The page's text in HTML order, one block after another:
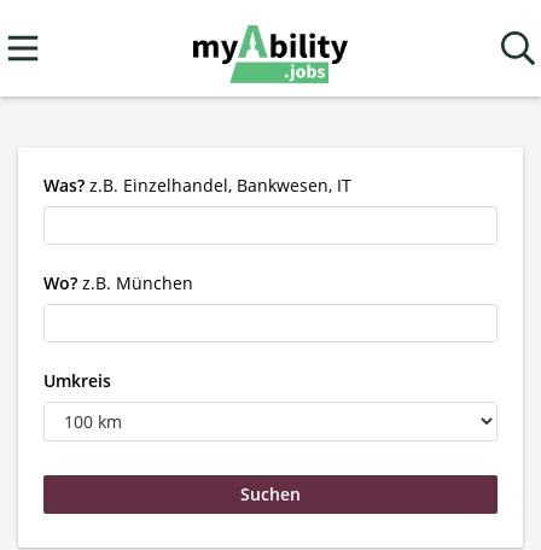
Was? z.B. Einzelhandel, Bankwesen, IT
Wo? z.B. München
Umkreis